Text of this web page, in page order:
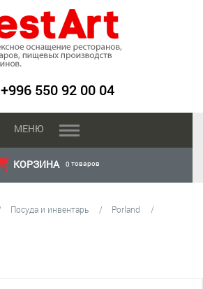
+996 550 92 00 04
МЕНЮ
КОРЗИНА 0 товаров
Посуда и инвентарь
Porland